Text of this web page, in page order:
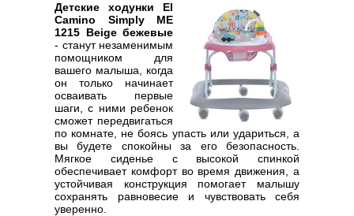
Детские ходунки El
Camino Simply ME
1215 Beige бежевые
- станут незаменимым
помощником для
вашего малыша, когда
он только начинает
осваивать первые
шаги, с ними ребенок
сможет передвигаться
по комнате, не боясь упасть или удариться, а
вы будете спокойны за его безопасность.
Мягкое сиденье с высокой спинкой
обеспечивает комфорт во время движения, а
устойчивая конструкция помогает малышу
сохранять равновесие и чувствовать себя
уверенно.